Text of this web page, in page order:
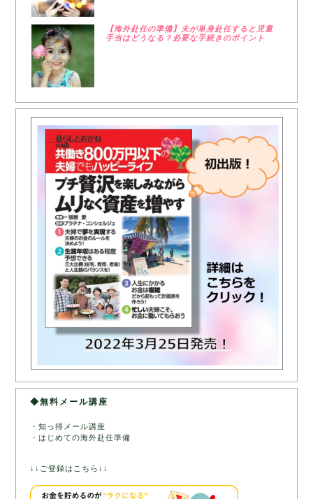
【海外赴任の準備】夫が単身赴任すると児童
手当はどうなる？必要な手続きのポイント
◆無料メール講座
・知っ得メール講座
・はじめての海外赴任準備
↓↓ご登録はこちら↓↓